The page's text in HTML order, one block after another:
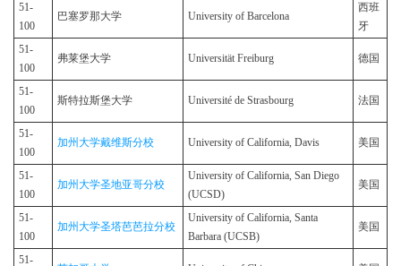
51-
100
巴塞罗那大学 University of Barcelona
西班
牙
51-
100
弗莱堡大学 Universität Freiburg 德国
51-
100
斯特拉斯堡大学 Université de Strasbourg 法国
51-
100
加州大学戴维斯分校 University of California, Davis 美国
51-
100
加州大学圣地亚哥分校
University of California, San Diego
(UCSD)
美国
51-
100
加州大学圣塔芭芭拉分校
University of California, Santa
Barbara (UCSB)
美国
51-